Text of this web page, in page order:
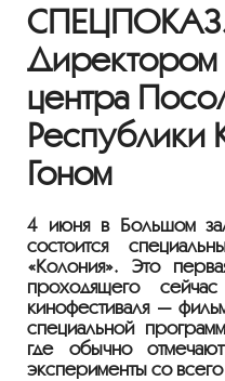
СПЕЦПОКАЗ.
Директором
центра
Республики
Гоном
4 июня в Большом
состоится
«Колония». Это
проходящего
кинофестиваля —
специальной
где обычно
эксперименты со